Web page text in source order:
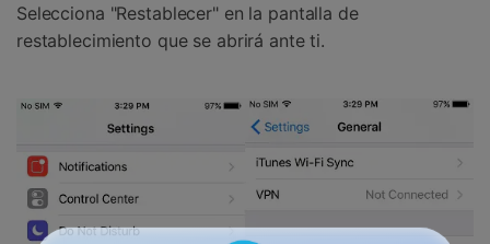
Selecciona "Restablecer" en la pantalla de
restablecimiento que se abrirá ante ti.